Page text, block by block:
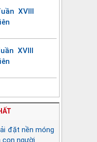
XVIII
XVIII
đặt nền móng
con người